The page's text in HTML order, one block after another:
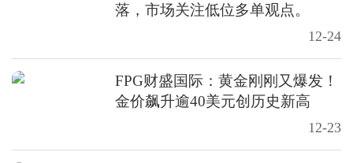
落，市场关注低位多单观点。
12-24
FPG财盛国际：黄金刚刚又爆发！
金价飙升逾40美元创历史新高
12-23